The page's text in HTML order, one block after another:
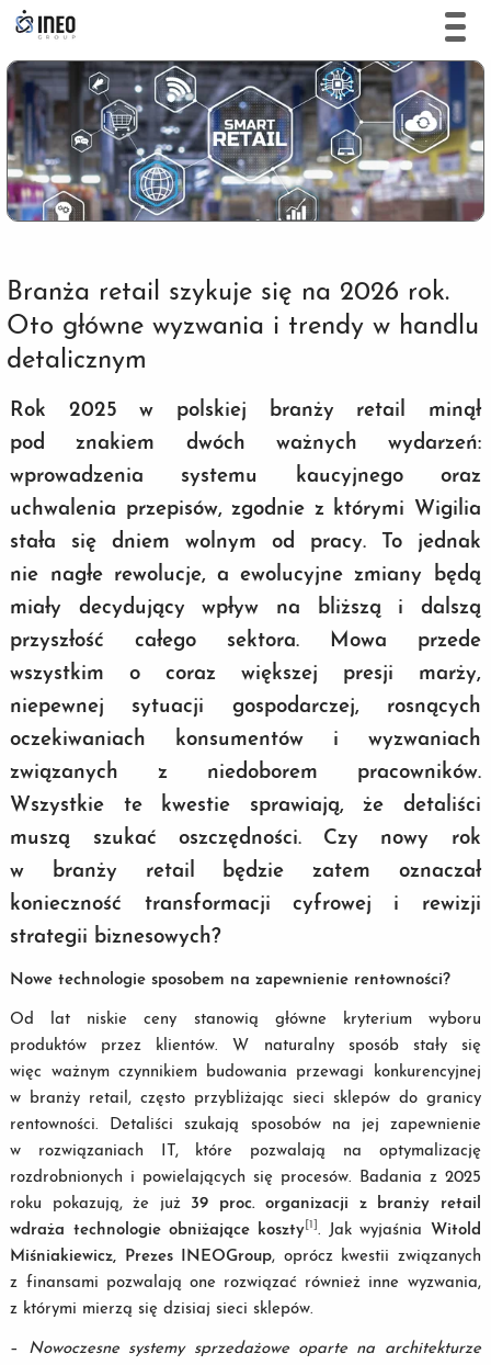
Branża retail szykuje się na 2026 rok.
Oto główne wyzwania i trendy w handlu
detalicznym
Rok 2025 w polskiej branży retail minął
pod znakiem dwóch ważnych wydarzeń:
wprowadzenia systemu kaucyjnego oraz
uchwalenia przepisów, zgodnie z którymi Wigilia
stała się dniem wolnym od pracy. To jednak
nie nagłe rewolucje, a ewolucyjne zmiany będą
miały decydujący wpływ na bliższą i dalszą
przyszłość całego sektora. Mowa przede
wszystkim o coraz większej presji marży,
niepewnej sytuacji gospodarczej, rosnących
oczekiwaniach konsumentów i wyzwaniach
związanych z niedoborem pracowników.
Wszystkie te kwestie sprawiają, że detaliści
muszą szukać oszczędności. Czy nowy rok
w branży retail będzie zatem oznaczał
konieczność transformacji cyfrowej i rewizji
strategii biznesowych?
Nowe technologie sposobem na zapewnienie rentowności?
Od lat niskie ceny stanowią główne kryterium wyboru
produktów przez klientów. W naturalny sposób stały się
więc ważnym czynnikiem budowania przewagi konkurencyjnej
w branży retail, często przybliżając sieci sklepów do granicy
rentowności. Detaliści szukają sposobów na jej zapewnienie
w rozwiązaniach IT, które pozwalają na optymalizację
rozdrobnionych i powielających się procesów. Badania z 2025
roku pokazują, że już 39 proc. organizacji z branży retail
wdraża technologie obniżające koszty [1] . Jak wyjaśnia Witold
Miśniakiewicz, Prezes INEOGroup, oprócz kwestii związanych
z finansami pozwalają one rozwiązać również inne wyzwania,
z którymi mierzą się dzisiaj sieci sklepów.
– Nowoczesne systemy sprzedażowe oparte na architekturze